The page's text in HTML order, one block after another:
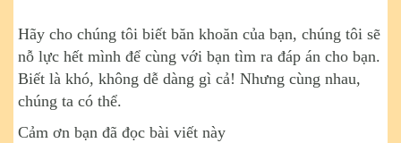
Hãy cho chúng tôi biết băn khoăn của bạn, chúng tôi sẽ
nỗ lực hết mình để cùng với bạn tìm ra đáp án cho bạn.
Biết là khó, không dễ dàng gì cả! Nhưng cùng nhau,
chúng ta có thể.
Cảm ơn bạn đã đọc bài viết này